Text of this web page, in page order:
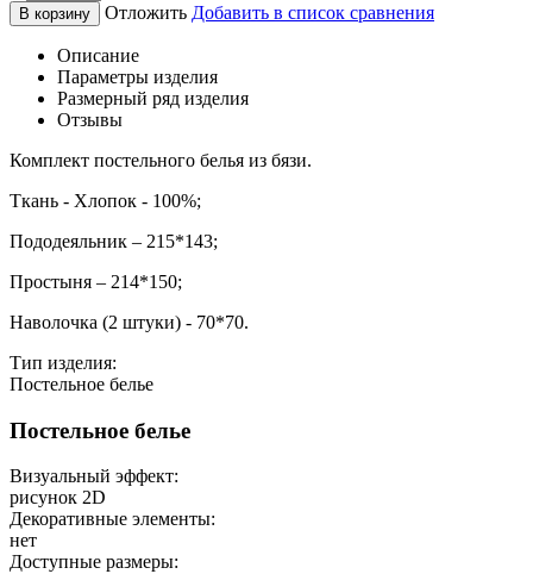
В корзину Отложить Добавить в список сравнения
Описание
Параметры изделия
Размерный ряд изделия
Отзывы
Комплект постельного белья из бязи.
Ткань - Хлопок - 100%;
Пододеяльник – 215*143;
Простыня – 214*150;
Наволочка (2 штуки) - 70*70.
Тип изделия:
Постельное белье
Постельное белье
Визуальный эффект:
рисунок 2D
Декоративные элементы:
нет
Доступные размеры: